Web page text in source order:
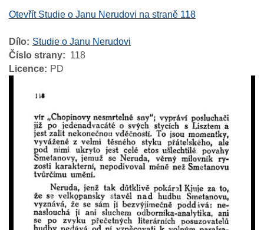
Otevřít Studie o Janu Nerudovi na straně 118
Dílo
Studie o Janu Nerudovi
Číslo strany
118
Licence
PD